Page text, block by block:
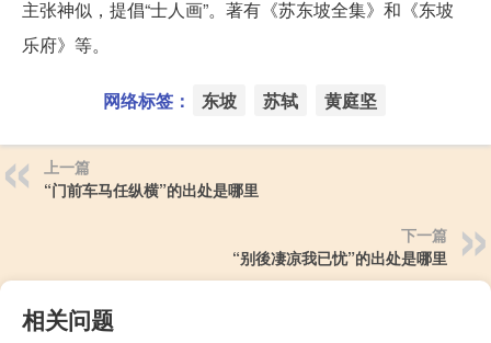
主张神似，提倡“士人画”。著有《苏东坡全集》和《东坡
乐府》等。
网络标签： 东坡 苏轼 黄庭坚
上一篇
“门前车马任纵横”的出处是哪里
下一篇
“别後凄凉我已忧”的出处是哪里
相关问题